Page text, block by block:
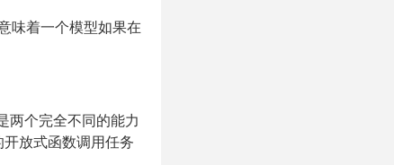
味着一个模型如果在
两个完全不同的能力
放式函数调用任务